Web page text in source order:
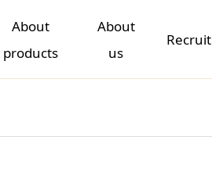
About
products
About
us
Recruit